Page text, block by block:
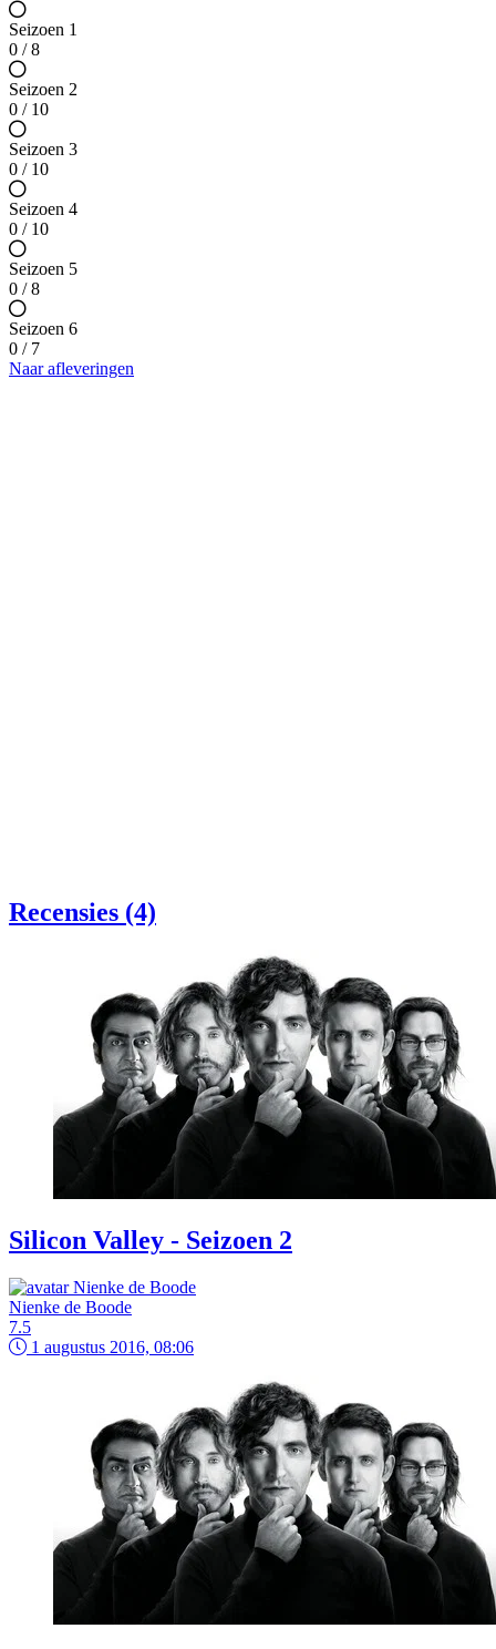
Seizoen 1
0 / 8
Seizoen 2
0 / 10
Seizoen 3
0 / 10
Seizoen 4
0 / 10
Seizoen 5
0 / 8
Seizoen 6
0 / 7
Naar afleveringen
Recensies (4)
Silicon Valley - Seizoen 2
Nienke de Boode
7.5
1 augustus 2016, 08:06